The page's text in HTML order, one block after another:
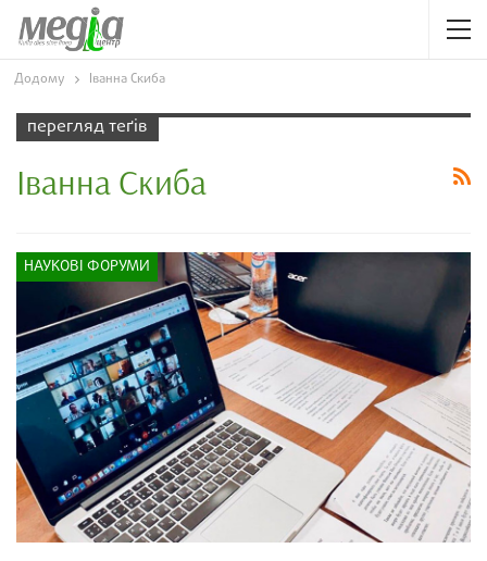
Додому Іванна Скиба
перегляд теґів
Іванна Скиба
НАУКОВІ ФОРУМИ